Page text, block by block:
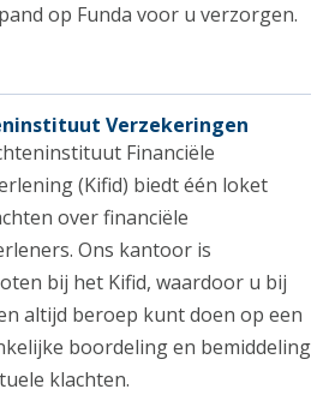
op Funda voor u verzorgen.
Verzekeringen
Financiële
(Kifid) biedt één loket
over financiële
Ons kantoor is
bij het Kifid, waardoor u bij
altijd beroep kunt doen op een
boordeling en bemiddeling
klachten.